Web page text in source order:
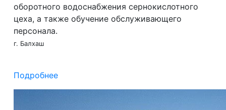
оборотного водоснабжения сернокислотного
цеха, а также обучение обслуживающего
персонала.
г. Балхаш
Подробнее